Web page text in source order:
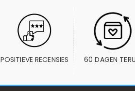
POSITIEVE RECENSIES 60 DAGEN